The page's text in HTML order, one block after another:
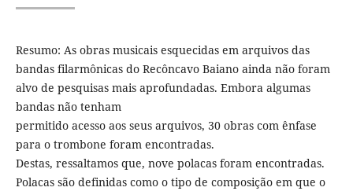
Resumo: As obras musicais esquecidas em arquivos das
bandas filarmônicas do Recôncavo Baiano ainda não foram
alvo de pesquisas mais aprofundadas. Embora algumas
bandas não tenham
permitido acesso aos seus arquivos, 30 obras com ênfase
para o trombone foram encontradas.
Destas, ressaltamos que, nove polacas foram encontradas.
Polacas são definidas como o tipo de composição em que o